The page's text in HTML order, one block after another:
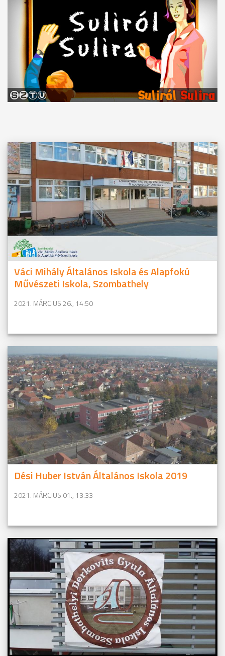
Váci Mihály Általános Iskola és Alapfokú
Művészeti Iskola, Szombathely
2021. MÁRCIUS 26., 14:50
Dési Huber István Általános Iskola 2019
2021. MÁRCIUS 01., 13:33